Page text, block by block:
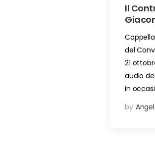
Il
del
21
audio
in
by